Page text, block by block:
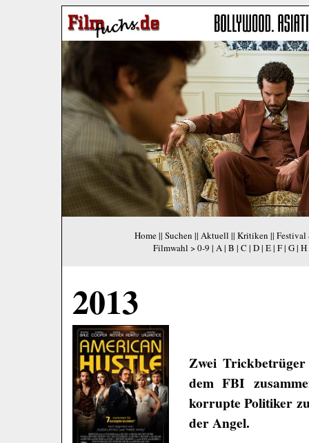
Home|| Suchen || Aktuell || Kritiken || Festival
Filmwahl >0-9 | A| B | C | D| E| F| G| H
2013
Zwei
dem FBI
korrupte Politiker
der Angel.